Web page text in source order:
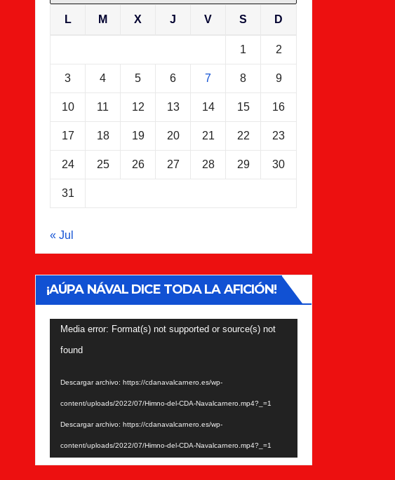
L M X J V S D
1 2
3 4 5 6 7 8 9
10 11 12 13 14 15 16
17 18 19 20 21 22 23
24 25 26 27 28 29 30
31
« Jul
¡AÚPA NÁVAL DICE TODA LA AFICIÓN!
Reproductor
de
Media error: Format(s) not supported or source(s) not
found
Descargar archivo: https://cdanavalcarnero.es/wp-
content/uploads/2022/07/Himno-del-CDA-Navalcarnero.mp4?_=1
Descargar archivo: https://cdanavalcarnero.es/wp-
content/uploads/2022/07/Himno-del-CDA-Navalcarnero.mp4?_=1